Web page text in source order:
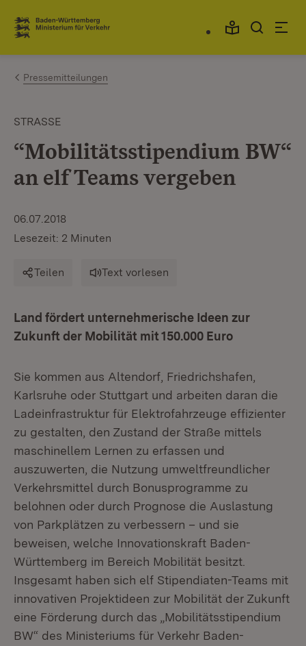
Zum Inhalt springen
Link zur Startseite
Pressemitteilungen
STRASSE
“Mobilitätsstipendium BW“
an elf Teams vergeben
06.07.2018
Lesezeit: 2 Minuten
Teilen Text vorlesen
Land fördert unternehmerische Ideen zur
Zukunft der Mobilität mit 150.000 Euro
Sie kommen aus Altendorf, Friedrichshafen,
Karlsruhe oder Stuttgart und arbeiten daran die
Ladeinfrastruktur für Elektrofahrzeuge effizienter
zu gestalten, den Zustand der Straße mittels
maschinellem Lernen zu erfassen und
auszuwerten, die Nutzung umweltfreundlicher
Verkehrsmittel durch Bonusprogramme zu
belohnen oder durch Prognose die Auslastung
von Parkplätzen zu verbessern – und sie
beweisen, welche Innovationskraft Baden-
Württemberg im Bereich Mobilität besitzt.
Insgesamt haben sich elf Stipendiaten-Teams mit
innovativen Projektideen zur Mobilität der Zukunft
eine Förderung durch das „Mobilitätsstipendium
BW“ des Ministeriums für Verkehr Baden-